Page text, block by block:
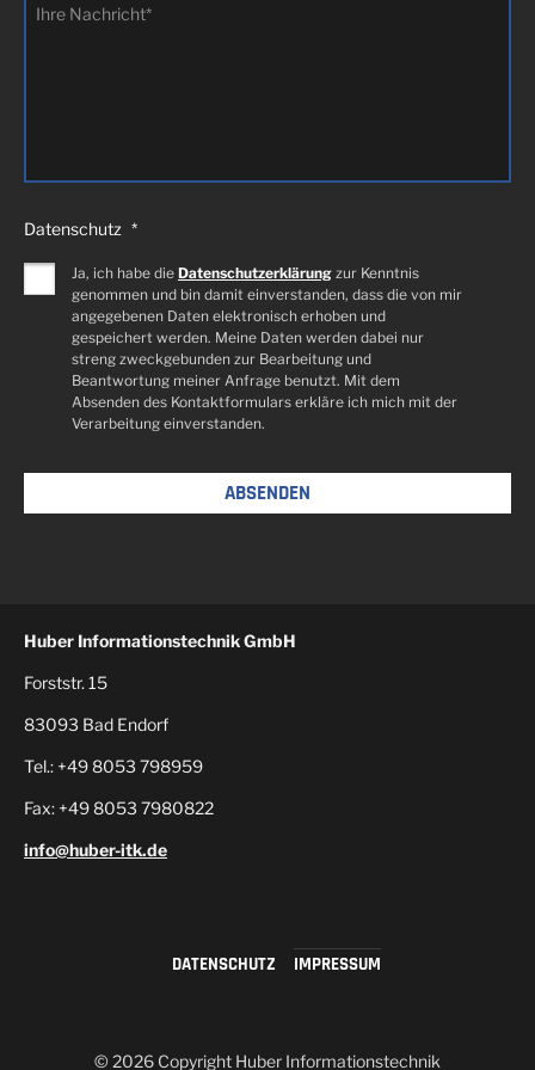
Ihre
Datenschutz *
Ja, ich habe die Datenschutzerklärung zur Kenntnis
genommen und bin damit einverstanden, dass die von mir
angegebenen Daten elektronisch erhoben und
gespeichert werden. Meine Daten werden dabei nur
streng zweckgebunden zur Bearbeitung und
Beantwortung meiner Anfrage benutzt. Mit dem
Absenden des Kontaktformulars erkläre ich mich mit der
Verarbeitung einverstanden.
Huber Informationstechnik GmbH
Forststr. 15
83093 Bad Endorf
Tel.: +49 8053 798959
Fax: +49 8053 7980822
info@huber-itk.de
DATENSCHUTZ IMPRESSUM
© 2026 Copyright Huber Informationstechnik